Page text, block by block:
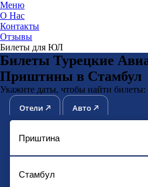
Меню
О Нас
Контакты
Отзывы
Билеты для ЮЛ
Билеты Турецкие
Приштины в Стамбул
Укажите даты, чтобы найти билеты:
Отели Авто